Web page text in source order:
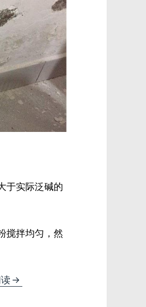
于实际泛碱的
搅拌均匀，然
墙面反碱怎么办？一个从内到